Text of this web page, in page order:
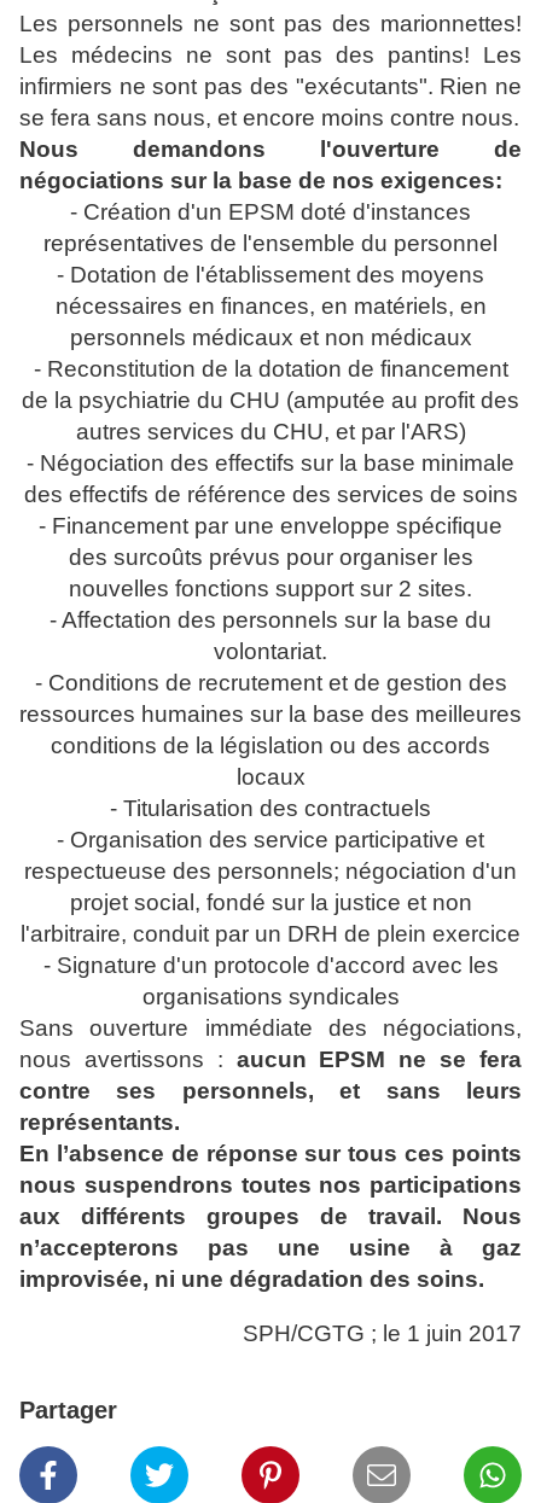
Les personnels ne sont pas des marionnettes!
Les médecins ne sont pas des pantins! Les
infirmiers ne sont pas des "exécutants". Rien ne
se fera sans nous, et encore moins contre nous.
Nous demandons l'ouverture de
négociations sur la base de nos exigences:
- Création d'un EPSM doté d'instances
représentatives de l'ensemble du personnel
- Dotation de l'établissement des moyens
nécessaires en finances, en matériels, en
personnels médicaux et non médicaux
- Reconstitution de la dotation de financement
de la psychiatrie du CHU (amputée au profit des
autres services du CHU, et par l'ARS)
- Négociation des effectifs sur la base minimale
des effectifs de référence des services de soins
- Financement par une enveloppe spécifique
des surcoûts prévus pour organiser les
nouvelles fonctions support sur 2 sites.
- Affectation des personnels sur la base du
volontariat.
- Conditions de recrutement et de gestion des
ressources humaines sur la base des meilleures
conditions de la législation ou des accords
locaux
- Titularisation des contractuels
- Organisation des service participative et
respectueuse des personnels; négociation d'un
projet social, fondé sur la justice et non
l'arbitraire, conduit par un DRH de plein exercice
- Signature d'un protocole d'accord avec les
organisations syndicales
Sans ouverture immédiate des négociations,
nous avertissons : aucun EPSM ne se fera
contre ses personnels, et sans leurs
représentants.
En l’absence de réponse sur tous ces points
nous suspendrons toutes nos participations
aux différents groupes de travail. Nous
n’accepterons pas une usine à gaz
improvisée, ni une dégradation des soins.
SPH/CGTG ; le 1 juin 2017
Partager